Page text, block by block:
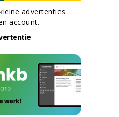
advertenties
account.